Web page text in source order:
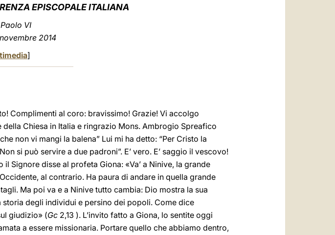
EPISCOPALE ITALIANA
VI
2014
]
Complimenti al coro: bravissimo! Grazie! Vi accolgo
Chiesa in Italia e ringrazio Mons. Ambrogio Spreafico
non vi mangi la balena” Lui mi ha detto: “Per Cristo la
si può servire a due padroni”. E’ vero. E’ saggio il vescovo!
Signore disse al profeta Giona: «Va’ a Ninive, la grande
al contrario. Ha paura di andare in quella grande
Ma poi va e a Ninive tutto cambia: Dio mostra la sua
degli individui e persino dei popoli. Come dice
giudizio» (Gc 2,13 ). L’invito fatto a Giona, lo sentite oggi
a essere missionaria. Portare quello che abbiamo dentro,